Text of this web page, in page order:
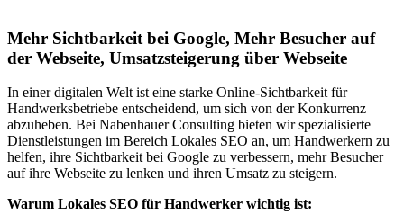
Mehr Sichtbarkeit bei Google, Mehr Besucher auf
der Webseite, Umsatzsteigerung über Webseite
In einer digitalen Welt ist eine starke Online-Sichtbarkeit für
Handwerksbetriebe entscheidend, um sich von der Konkurrenz
abzuheben. Bei Nabenhauer Consulting bieten wir spezialisierte
Dienstleistungen im Bereich Lokales SEO an, um Handwerkern zu
helfen, ihre Sichtbarkeit bei Google zu verbessern, mehr Besucher
auf ihre Webseite zu lenken und ihren Umsatz zu steigern.
Warum Lokales SEO für Handwerker wichtig ist: